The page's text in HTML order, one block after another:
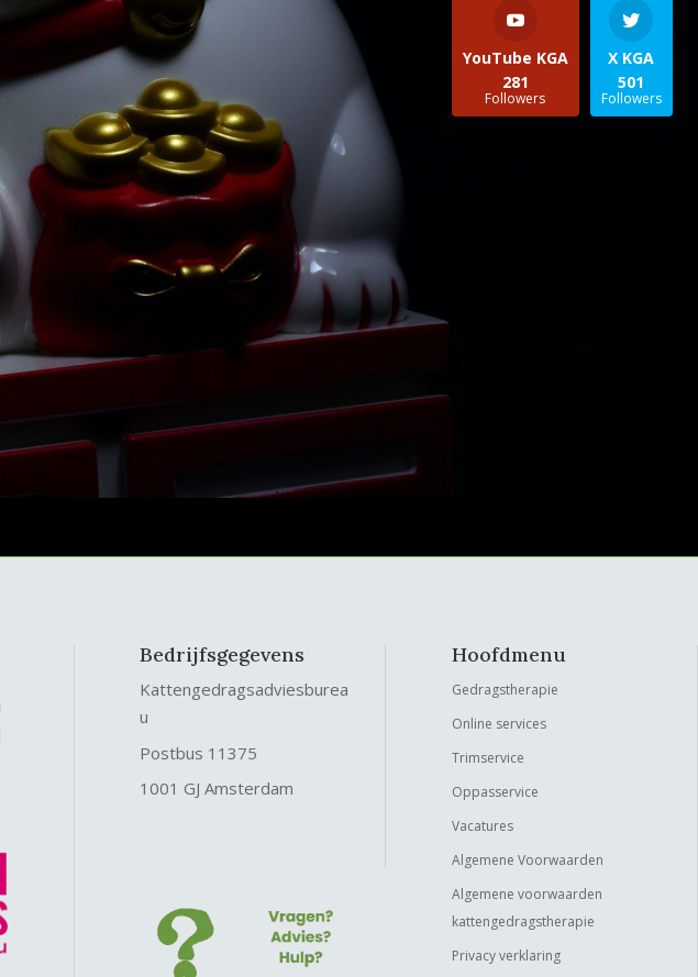
YouTube KGA
281
Followers
X KGA
501
Followers
Bedrijfsgegevens
Kattengedragsadviesburea
u
Postbus 11375
1001 GJ Amsterdam
Hoofdmenu
Gedragstherapie
Online services
Trimservice
Oppasservice
Vacatures
Algemene Voorwaarden
Algemene voorwaarden
kattengedragstherapie
Privacy verklaring